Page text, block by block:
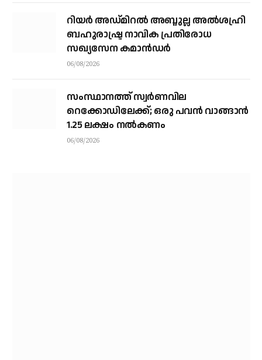
റിയര്‍ അഡ്മിറല്‍ അബ്ദുല്ല അല്‍ശഹ്രി
ബഹുരാഷ്ട്ര നാവിക പ്രതിരോധ
സഖ്യസേന കമാന്‍ഡര്‍
06/08/2026
സംസ്ഥാനത്ത് സ്വര്‍ണവില
റെക്കോഡിലേക്ക്; ഒരു പവന്‍ വാങ്ങാന്‍
1.25 ലക്ഷം നല്‍കണം
06/08/2026